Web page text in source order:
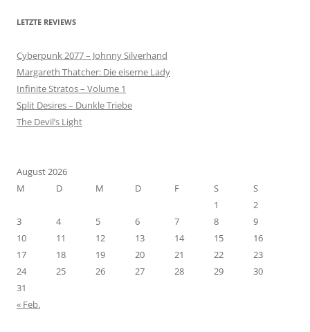
LETZTE REVIEWS
Cyberpunk 2077 – Johnny Silverhand
Margareth Thatcher: Die eiserne Lady
Infinite Stratos – Volume 1
Split Desires – Dunkle Triebe
The Devil’s Light
August 2026
M
D M D F S
S
1
2
3
4 5 6 7 8
9
10
11 12 13 14 15
16
17
18 19 20 21 22
23
24
25 26 27 28 29
30
31
« Feb.